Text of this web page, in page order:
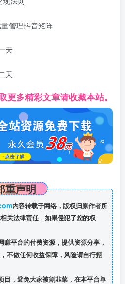
管理抖音矩阵
天
天
更多精彩文章请收藏本站。
重声明
内容转载于网络，版权归原作者所
关法律责任，如果侵犯了您的权
赚平台的付费资源，提供资源分享，
不做任何收益保障，风险请自行甄
目，避免大家被割韭菜，在本平台单